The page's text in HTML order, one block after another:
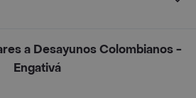
a Desayunos Colombianos -
Engativá